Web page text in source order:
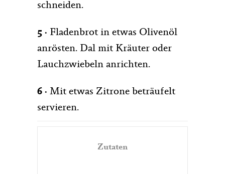
schneiden.
5 · Fladenbrot in etwas Olivenöl
anrösten. Dal mit Kräuter oder
Lauchzwiebeln anrichten.
6 · Mit etwas Zitrone beträufelt
servieren.
Zutaten